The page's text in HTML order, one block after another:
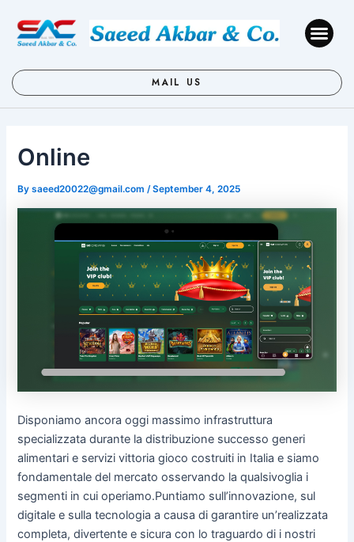
content
MAIL US
Online
Bysaeed20022@gmail.com/September 4, 2025
Disponiamo ancora oggi massimo infrastruttura
specializzata durante la distribuzione successo generi
alimentari e servizi vittoria gioco costruiti in Italia e siamo
fondamentale del mercato osservando la qualsivoglia i
segmenti in cui operiamo.Puntiamo sull’innovazione, sul
digitale e sulla tecnologia a causa di garantire un’realizzata
completa, divertente e sicura con lo traguardo di i nostri
navigation